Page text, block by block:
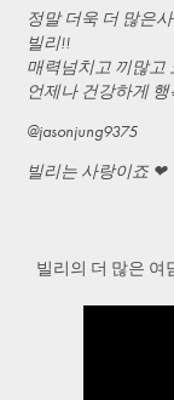
정말 더욱 더 많은
빌리!!
매력넘치고 끼많고
언제나 건강하게
@jasonjung9375
빌리는 사랑이죠 ❤
빌리의 더 많은 여